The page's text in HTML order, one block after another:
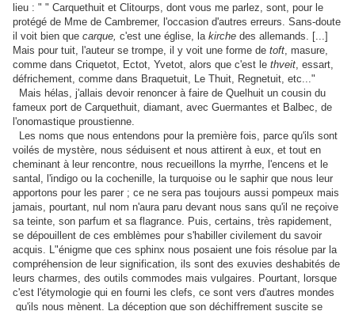
lieu : " " Carquethuit et Clitourps, dont vous me parlez, sont, pour le
protégé de Mme de Cambremer, l'occasion d'autres erreurs. Sans-doute
il voit bien que carque, c'est une église, la kirche des allemands. [...]
Mais pour tuit, l'auteur se trompe, il y voit une forme de toft , masure,
comme dans Criquetot, Ectot, Yvetot, alors que c'est le thveit , essart,
défrichement, comme dans Braquetuit, Le Thuit, Regnetuit, etc..."
Mais hélas, j'allais devoir renoncer à faire de Quelhuit un cousin du
fameux port de Carquethuit, diamant, avec Guermantes et Balbec, de
l'onomastique proustienne.
Les noms que nous entendons pour la première fois, parce qu'ils sont
voilés de mystère, nous séduisent et nous attirent à eux, et tout en
cheminant à leur rencontre, nous recueillons la myrrhe, l'encens et le
santal, l'indigo ou la cochenille, la turquoise ou le saphir que nous leur
apportons pour les parer ; ce ne sera pas toujours aussi pompeux mais
jamais, pourtant, nul nom n'aura paru devant nous sans qu'il ne reçoive
sa teinte, son parfum et sa flagrance. Puis, certains, très rapidement,
se dépouillent de ces emblèmes pour s'habiller civilement du savoir
acquis. L"énigme que ces sphinx nous posaient une fois résolue par la
compréhension de leur signification, ils sont des exuvies deshabités de
leurs charmes, des outils commodes mais vulgaires. Pourtant, lorsque
c'est l'étymologie qui en fourni les clefs, ce sont vers d'autres mondes
qu'ils nous mènent. La déception que son déchiffrement suscite se